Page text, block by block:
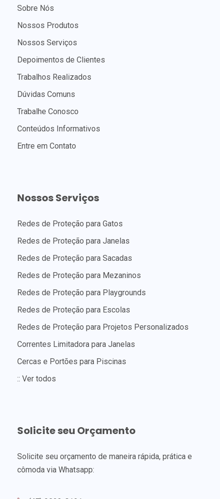
Sobre Nós
Nossos Produtos
Nossos Serviços
Depoimentos de Clientes
Trabalhos Realizados
Dúvidas Comuns
Trabalhe Conosco
Conteúdos Informativos
Entre em Contato
Nossos Serviços
Redes de Proteção para Gatos
Redes de Proteção para Janelas
Redes de Proteção para Sacadas
Redes de Proteção para Mezaninos
Redes de Proteção para Playgrounds
Redes de Proteção para Escolas
Redes de Proteção para Projetos Personalizados
Correntes Limitadora para Janelas
Cercas e Portões para Piscinas
:: Ver todos
Solicite seu Orçamento
Solicite seu orçamento de maneira rápida, prática e
cômoda via Whatsapp: